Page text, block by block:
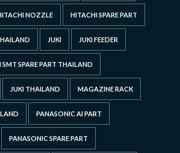
NOZZLE HITACHI SPARE PART
JUKI JUKI FEEDER
SMT SPARE PART THAILAND
JUKI THAILAND MAGAZINE RACK
PANASONIC AI PART
PANASONIC SPARE PART